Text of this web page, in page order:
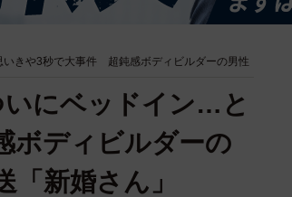
きや3秒で大事件 超鈍感ボディビルダーの男性
にベッドイン…と
ボディビルダーの
新婚さん」